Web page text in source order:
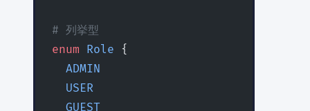
# 列挙型
enum Role {
  ADMIN
  USER
  GUEST